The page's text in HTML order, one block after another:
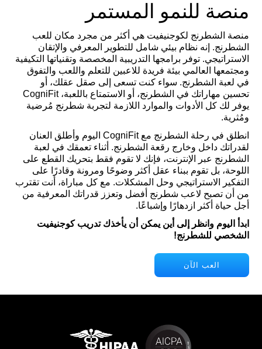
منصة للنمو المستمر
منصة الشطرنج لكوجنيفيت هي أكثر من مجرد مكان للعب
الشطرنج. إنه نظام بيئي شامل للتطوير المعرفي والإتقان
الاستراتيجي. توفر برامجها التدريبية المخصصة وتقنياتها التكيفية
ومجتمعها العالمي بيئة فريدة للاعبين للتعلم واللعب والتفوق
في لعبة الشطرنج. سواء كنت تسعى إلى صقل عقلك، أو
تحسين مهاراتك في الشطرنج، أو الاستمتاع باللعبة، CogniFit
يوفر لك كل الأدوات والموارد اللازمة لتجربة شطرنج مُرضية
ومُثرية.
انطلق في رحلة الشطرنج مع CogniFit اليوم وأطلق العنان
لقدراتك داخل وخارج رقعة الشطرنج. أثناء تعمقك في لعبة
الشطرنج عبر الإنترنت، فإنك لا تقوم فقط بتحريك القطع على
اللوحة، بل تقوم ببناء عقل أكثر وضوحًا ومرونة وقادرًا على
التفكير الاستراتيجي وحل المشكلات. مع كل مباراة، أنت تقترب
من أن تصبح لاعب شطرنج أفضل وتعزز قدراتك المعرفية من
أجل حياة أكثر ازدهارًا وإشباعًا.
ابدأ اليوم وانظر إلى أين يمكن أن يأخذك تدريب كوجنيفيت
الشخصي للشطرنج!
العب الآن